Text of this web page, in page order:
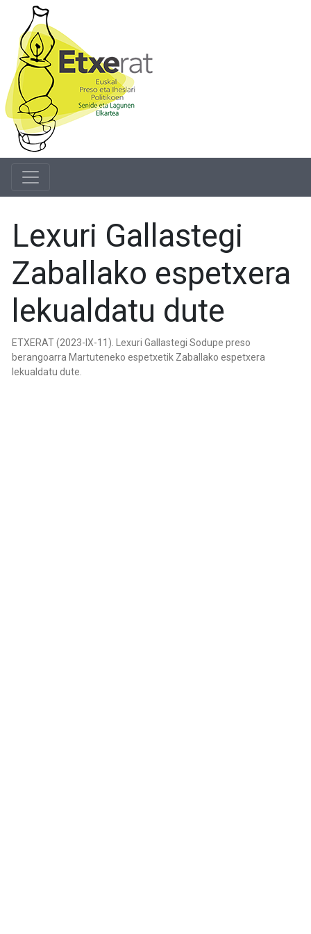
Lexuri Gallastegi
Zaballako espetxera
lekualdatu dute
ETXERAT (2023-IX-11). Lexuri Gallastegi Sodupe preso
berangoarra Martuteneko espetxetik Zaballako espetxera
lekualdatu dute.